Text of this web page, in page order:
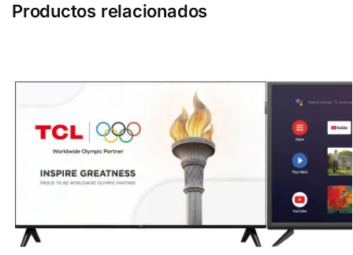
Productos relacionados